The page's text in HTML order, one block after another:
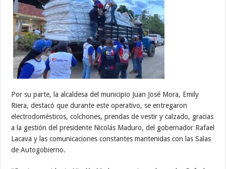
Por su parte, la alcaldesa del municipio Juan José Mora, Emily
Riera, destacó que durante este operativo, se entregaron
electrodomésticos, colchones, prendas de vestir y calzado, gracias
a la gestión del presidente Nicolás Maduro, del gobernador Rafael
Lacava y las comunicaciones constantes mantenidas con las Salas
de Autogobierno.